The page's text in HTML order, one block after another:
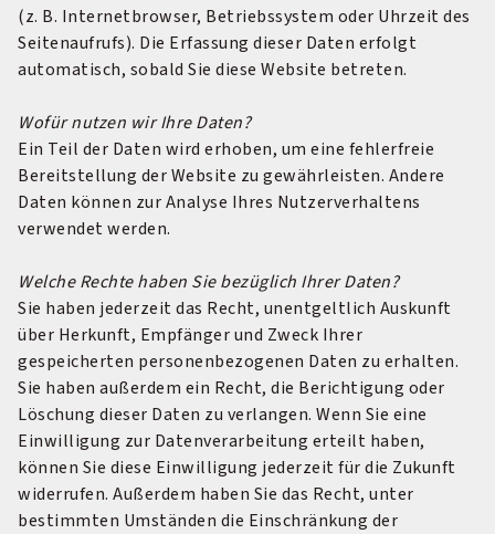
(z. B. Internetbrowser, Betriebssystem oder Uhrzeit des
Seitenaufrufs). Die Erfassung dieser Daten erfolgt
automatisch, sobald Sie diese Website betreten.
Wofür nutzen wir Ihre Daten?
Ein Teil der Daten wird erhoben, um eine fehlerfreie
Bereitstellung der Website zu gewährleisten. Andere
Daten können zur Analyse Ihres Nutzerverhaltens
verwendet werden.
Welche Rechte haben Sie bezüglich Ihrer Daten?
Sie haben jederzeit das Recht, unentgeltlich Auskunft
über Herkunft, Empfänger und Zweck Ihrer
gespeicherten personenbezogenen Daten zu erhalten.
Sie haben außerdem ein Recht, die Berichtigung oder
Löschung dieser Daten zu verlangen. Wenn Sie eine
Einwilligung zur Datenverarbeitung erteilt haben,
können Sie diese Einwilligung jederzeit für die Zukunft
widerrufen. Außerdem haben Sie das Recht, unter
bestimmten Umständen die Einschränkung der